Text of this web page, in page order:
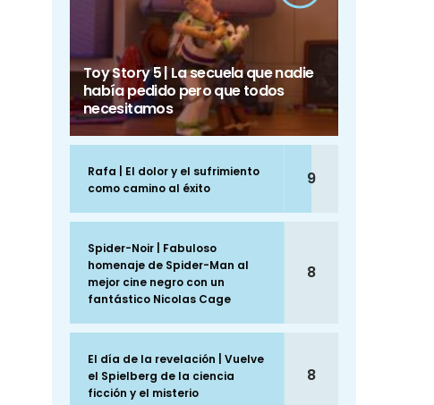
Toy Story 5 | La secuela que nadie
había pedido pero que todos
necesitamos
Rafa | El dolor y el sufrimiento
como camino al éxito
9
Spider-Noir | Fabuloso
homenaje de Spider-Man al
mejor cine negro con un
fantástico Nicolas Cage
8
El día de la revelación | Vuelve
el Spielberg de la ciencia
ficción y el misterio
8